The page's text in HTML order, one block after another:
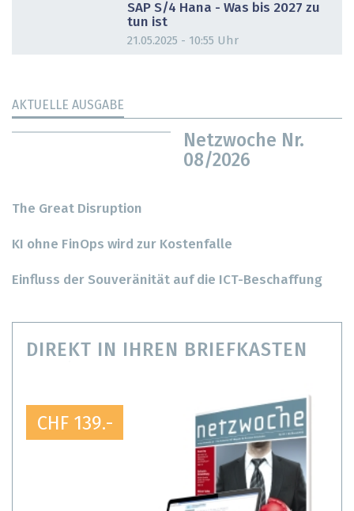
SAP S/4 Hana - Was bis 2027 zu
tun ist
21.05.2025 - 10:55 Uhr
AKTUELLE AUSGABE
Netzwoche Nr.
08/2026
The Great Disruption
KI ohne FinOps wird zur Kostenfalle
Einfluss der Souveränität auf die ICT-Beschaffung
DIREKT IN IHREN BRIEFKASTEN
CHF 139.-